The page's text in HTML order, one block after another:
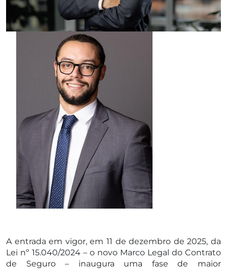
A entrada em vigor, em 11 de dezembro de 2025, da
Lei nº 15.040/2024 – o novo Marco Legal do Contrato
de Seguro – inaugura uma fase de maior